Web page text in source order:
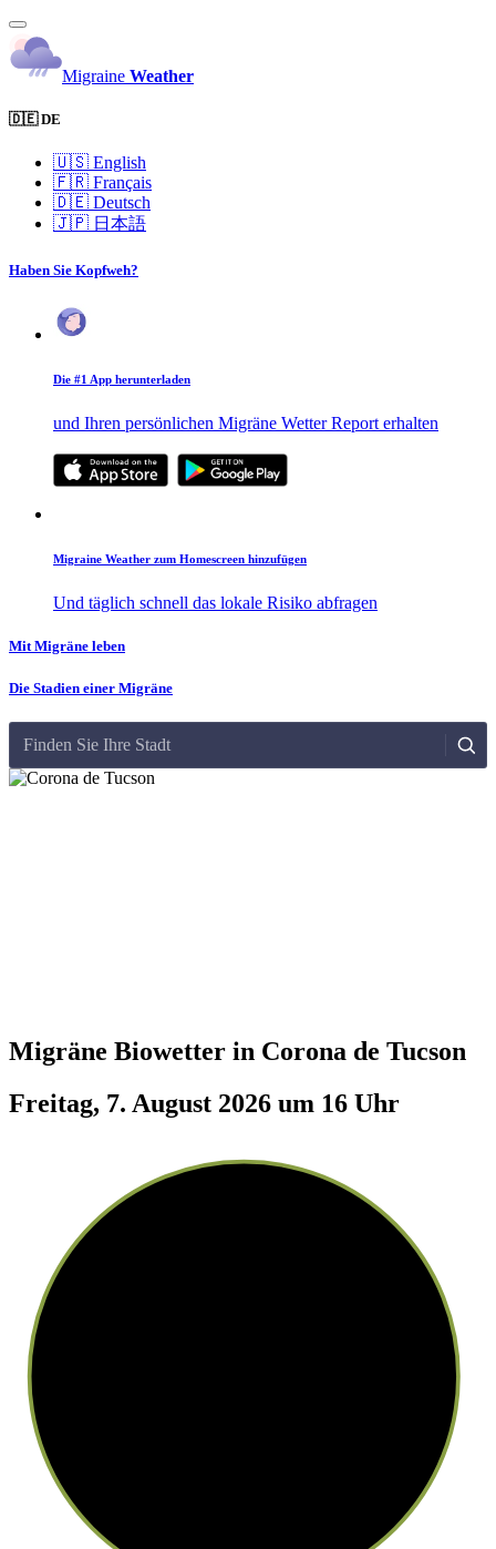
Migraine Weather
🇩🇪 DE
🇺🇸 English
🇫🇷 Français
🇩🇪 Deutsch
🇯🇵 日本語
Haben Sie Kopfweh?
Die #1 App herunterladen
und Ihren persönlichen Migräne Wetter Report erhalten
Migraine Weather zum Homescreen hinzufügen
Und täglich schnell das lokale Risiko abfragen
Mit Migräne leben
Die Stadien einer Migräne
Finden Sie Ihre Stadt
Migräne Biowetter in Corona de Tucson
Freitag, 7. August 2026 um 16 Uhr